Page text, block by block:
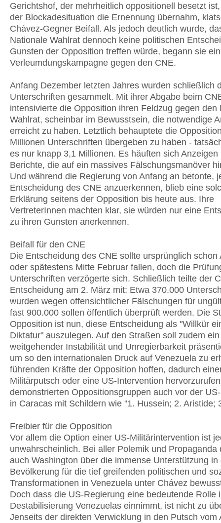
Gerichtshof, der mehrheitlich oppositionell besetzt
der Blockadesituation die Ernennung übernahm,
Chávez-Gegner Beifall. Als jedoch deutlich wurde,
Nationale Wahlrat dennoch keine politischen
Gunsten der Opposition treffen würde, begann sie
Verleumdungskampagne gegen den CNE.
Anfang Dezember letzten Jahres wurden schließlich
Unterschriften gesammelt. Mit ihrer Abgabe beim
intensivierte die Opposition ihren Feldzug gegen den
Wahlrat, scheinbar im Bewusstsein, die notwendige
erreicht zu haben. Letztlich behauptete die
Millionen Unterschriften übergeben zu haben -
es nur knapp 3,1 Millionen. Es häuften sich Anzeigen
Berichte, die auf ein massives Fälschungsmanöver
Und während die Regierung von Anfang an betonte,
Entscheidung des CNE anzuerkennen, blieb eine
Erklärung seitens der Opposition bis heute aus. Ihre
VertreterInnen machten klar, sie würden nur eine
zu ihren Gunsten anerkennen.
Beifall für den CNE
Die Entscheidung des CNE sollte ursprünglich schon
oder spätestens Mitte Februar fallen, doch die
Unterschriften verzögerte sich. Schließlich teilte der
Entscheidung am 2. März mit: Etwa 370.000
wurden wegen offensichtlicher Fälschungen für
fast 900.000 sollen öffentlich überprüft werden. Die
Opposition ist nun, diese Entscheidung als "Willkür
Diktatur" auszulegen. Auf den Straßen soll zudem
weitgehender Instabilität und Unregierbarkeit
um so den internationalen Druck auf Venezuela zu
führenden Kräfte der Opposition hoffen, dadurch
Militärputsch oder eine US-Intervention
demonstrierten Oppositionsgruppen auch vor der
in Caracas mit Schildern wie "1. Hussein; 2. Aristide;
Freibier für die Opposition
Vor allem die Option einer US-Militärintervention ist
unwahrscheinlich. Bei aller Polemik und Propaganda
auch Washington über die immense Unterstützung in
Bevölkerung für die tief greifenden politischen und
Transformationen in Venezuela unter Chávez
Doch dass die US-Regierung eine bedeutende Rolle
Destabilisierung Venezuelas einnimmt, ist nicht zu
Jenseits der direkten Verwicklung in den Putsch vom